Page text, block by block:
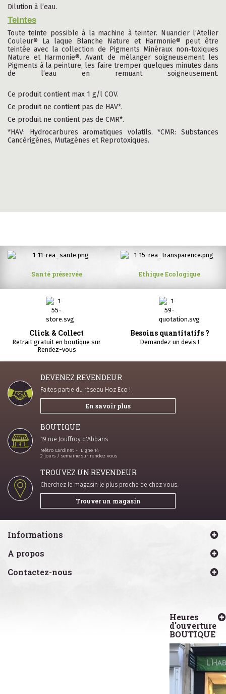
Dilution à l’eau.
Teintes
Toute teinte possible à la machine à teinter. Nuancier l’Atelier
Couleur® La laque Blanche Nature et Harmonie® peut être
teintée avec la collection de Pigments Minéraux non-toxiques
Nature et Harmonie®. Avant de mélanger soigneusement les
Pigments à la peinture, les faire tremper quelques minutes dans
de l’eau en remuant soigneusement.
Ce produit contient max 1 g/l COV.
Ce produit ne contient pas de HAV*.
Ce produit ne contient pas de CMR*.
*HAV: Hydrocarbures aromatiques volatils. *CMR: Substances
Cancérigènes, Mutagènes et Reprotoxiques.
Santé préservée Ethique Ecologique
Click & Collect
Retrait gratuit en boutique sur
Rendez-vous
Besoins quantitatifs ?
Demandez un devis !
DEVENEZ REVENDEUR
Faites partie du réseau Hoz Eco !
En savoir plus
BOUTIQUE
19 rue Jouffroy d'Abbans
Métro Cardinet - Ligne 14
2 jours / semaine sur rendez vous
TROUVEZ UN REVENDEUR
Cherchez le magasin le plus proche de chez vous.
Trouver un magasin
Informations
A propos
Contactez-nous
Heures
d'ouverture
BOUTIQUE